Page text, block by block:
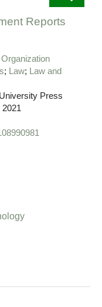
Reports
Law Law and
Press
2021